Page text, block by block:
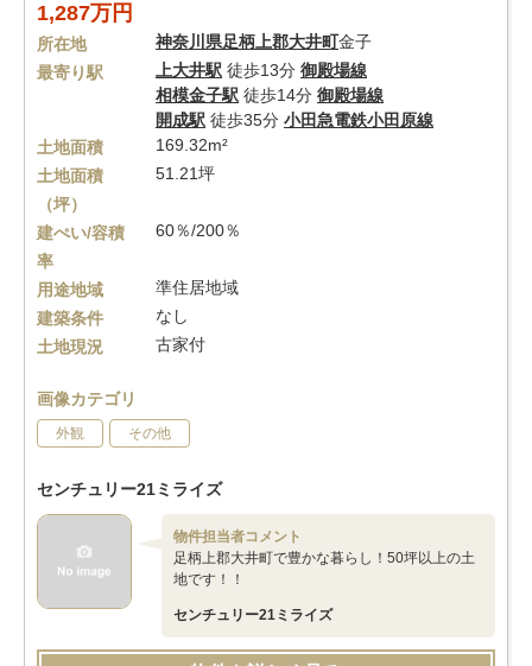
1,287万円
所在地 神奈川県足柄上郡大井町金子
最寄り駅
上大井駅 徒歩13分 御殿場線
相模金子駅 徒歩14分 御殿場線
開成駅 徒歩35分 小田急電鉄小田原線
土地面積
169.32m²
土地面積
（坪）
51.21坪
建ぺい/容積
率
60％/200％
用途地域
準住居地域
建築条件
なし
土地現況
古家付
画像カテゴリ
外観 その他
センチュリー21ミライズ
物件担当者コメント
足柄上郡大井町で豊かな暮らし！50坪以上の土
地です！！
センチュリー21ミライズ